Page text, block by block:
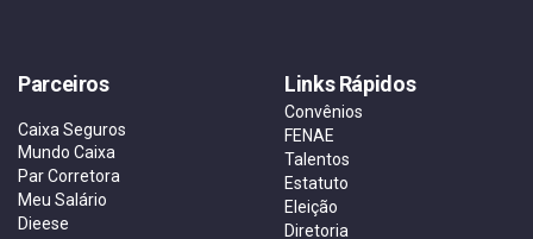
Parceiros
Caixa Seguros
Mundo Caixa
Par Corretora
Meu Salário
Dieese
Links Rápidos
Convênios
FENAE
Talentos
Estatuto
Eleição
Diretoria